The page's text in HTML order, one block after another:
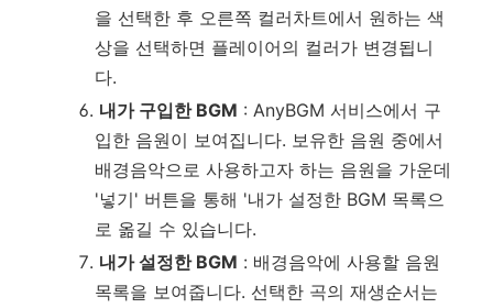
을 선택한 후 오른쪽 컬러차트에서 원하는 색
상을 선택하면 플레이어의 컬러가 변경됩니
다.
내가 구입한 BGM : AnyBGM 서비스에서 구
입한 음원이 보여집니다. 보유한 음원 중에서
배경음악으로 사용하고자 하는 음원을 가운데
'넣기' 버튼을 통해 '내가 설정한 BGM 목록으
로 옮길 수 있습니다.
내가 설정한 BGM : 배경음악에 사용할 음원
목록을 보여줍니다. 선택한 곡의 재생순서는